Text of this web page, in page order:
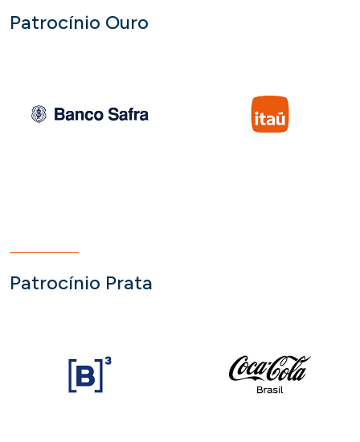
Patrocínio Ouro
Patrocínio Prata